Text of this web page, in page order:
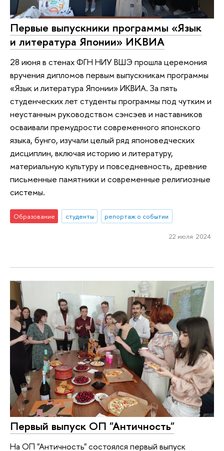
Первые выпускники программы «Язык
и литература Японии» ИКВИА
28 июня в стенах ФГН НИУ ВШЭ прошла церемония
вручения дипломов первым выпускникам программы
«Язык и литература Японии» ИКВИА. За пять
студенческих лет студенты программы под чутким и
неустанным руководством сэнсэев и наставников
осваивали премудрости современного японского
языка, бунго, изучали целый ряд японоведческих
дисциплин, включая историю и литературу,
материальную культуру и повседневность, древние
письменные памятники и современные религиозные
системы.
Образование студенты репортаж о событии
22 июля 2024
Первый выпуск ОП "Античность"
На ОП "Античность" состоялся первый выпуск